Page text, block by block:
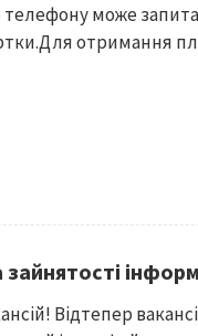
телефону може
отримання
Відтепер